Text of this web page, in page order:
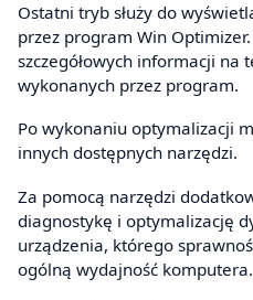
Ostatni tryb służy do
przez program Win
szczegółowych informacji na
wykonanych przez program.
Po wykonaniu optymalizacji
innych dostępnych narzędzi.
Za pomocą narzędzi
diagnostykę i optymalizację
urządzenia, którego
ogólną wydajność komputera.